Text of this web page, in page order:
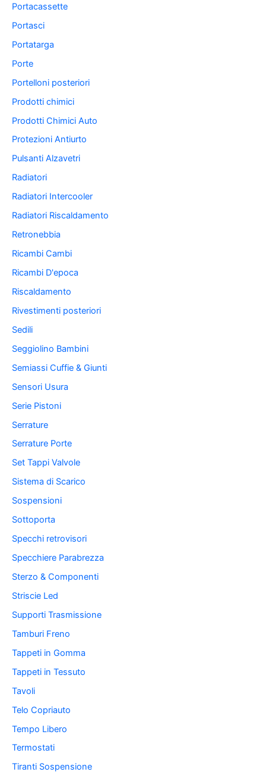
Portacassette
Portasci
Portatarga
Porte
Portelloni posteriori
Prodotti chimici
Prodotti Chimici Auto
Protezioni Antiurto
Pulsanti Alzavetri
Radiatori
Radiatori Intercooler
Radiatori Riscaldamento
Retronebbia
Ricambi Cambi
Ricambi D'epoca
Riscaldamento
Rivestimenti posteriori
Sedili
Seggiolino Bambini
Semiassi Cuffie & Giunti
Sensori Usura
Serie Pistoni
Serrature
Serrature Porte
Set Tappi Valvole
Sistema di Scarico
Sospensioni
Sottoporta
Specchi retrovisori
Specchiere Parabrezza
Sterzo & Componenti
Striscie Led
Supporti Trasmissione
Tamburi Freno
Tappeti in Gomma
Tappeti in Tessuto
Tavoli
Telo Copriauto
Tempo Libero
Termostati
Tiranti Sospensione